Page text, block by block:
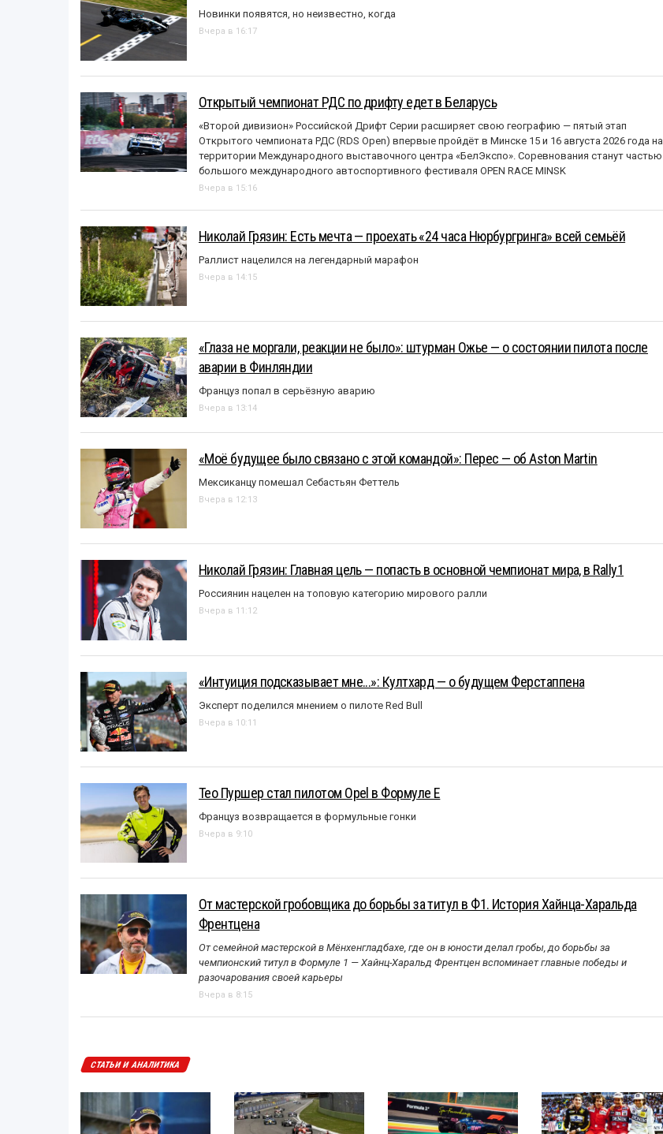
Новинки появятся, но неизвестно, когда
Вчера в 16:17
Открытый чемпионат РДС по дрифту едет в Беларусь
«Второй дивизион» Российской Дрифт Серии расширяет свою географию — пятый этап
Открытого чемпионата РДС (RDS Open) впервые пройдёт в Минске 15 и 16 августа 2026 года на
территории Международного выставочного центра «БелЭкспо». Соревнования станут частью
большого международного автоспортивного фестиваля OPEN RACE MINSK
Вчера в 15:16
Николай Грязин: Есть мечта — проехать «24 часа Нюрбургринга» всей семьёй
Раллист нацелился на легендарный марафон
Вчера в 14:15
«Глаза не моргали, реакции не было»: штурман Ожье — о состоянии пилота после
аварии в Финляндии
Француз попал в серьёзную аварию
Вчера в 13:14
«Моё будущее было связано с этой командой»: Перес — об Aston Martin
Мексиканцу помешал Себастьян Феттель
Вчера в 12:13
Николай Грязин: Главная цель — попасть в основной чемпионат мира, в Rally1
Россиянин нацелен на топовую категорию мирового ралли
Вчера в 11:12
«Интуиция подсказывает мне...»: Култхард — о будущем Ферстаппена
Эксперт поделился мнением о пилоте Red Bull
Вчера в 10:11
Тео Пуршер стал пилотом Opel в Формуле Е
Француз возвращается в формульные гонки
Вчера в 9:10
От мастерской гробовщика до борьбы за титул в Ф1. История Хайнца-Харальда
Френтцена
От семейной мастерской в Мёнхенгладбахе, где он в юности делал гробы, до борьбы за
чемпионский титул в Формуле 1 — Хайнц-Харальд Френтцен вспоминает главные победы и
разочарования своей карьеры
Вчера в 8:15
СТАТЬИ И АНАЛИТИКА